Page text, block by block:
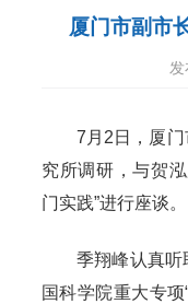
厦门市副市
发
7月2日，厦
究所调研，与贺
门实践”进行座谈。
季翔峰认真听
国科学院重大专项